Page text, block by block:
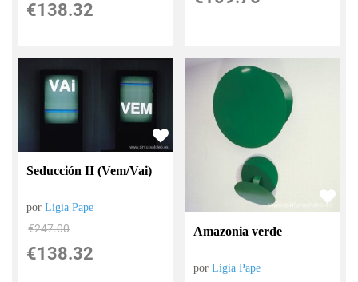
€138.32
Seducción II (Vem/Vai)
porLigia Pape
€247.00
€138.32
Amazonia verde
porLigia Pape